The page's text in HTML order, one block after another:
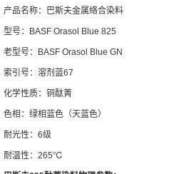
产品名称：巴斯夫金属络合染料
型号：BASF Orasol Blue 825
老型号：BASF Orasol Blue GN
索引号：溶剂蓝67
化学性质：铜酞菁
色相：绿相蓝色（天蓝色）
耐光性：6级
耐温性：265℃